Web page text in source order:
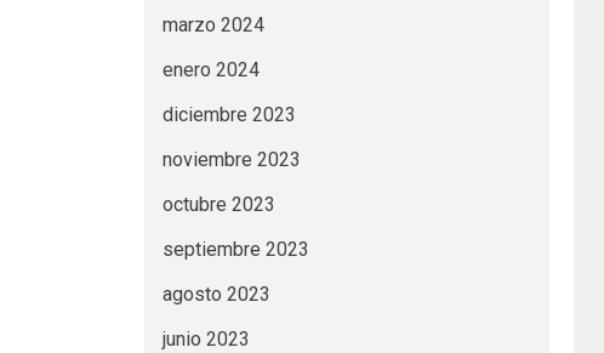
marzo 2024
enero 2024
diciembre 2023
noviembre 2023
octubre 2023
septiembre 2023
agosto 2023
junio 2023